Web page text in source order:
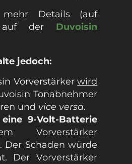
Details (auf
auf der Duvoisin
jedoch:
Vorverstärkerwird
Tonabnehmer
und vice versa.
9-Volt-Batterie
Vorverstärker
Der Schaden würde
Der Vorverstärker